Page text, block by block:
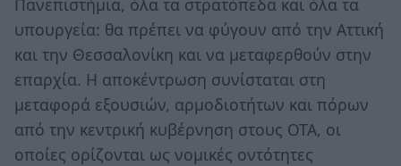
υπουργεία: θα πρέπει να φύγουν από την Αττική
και την Θεσσαλονίκη και να μεταφερθούν στην
επαρχία. Η αποκέντρωση συνίσταται στη
μεταφορά εξουσιών, αρμοδιοτήτων και πόρων
από την κεντρική κυβέρνηση στους ΟΤΑ, οι
οποίες ορίζονται ως νομικές οντότητες